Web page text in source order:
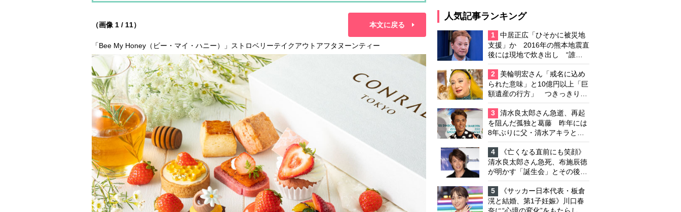
（画像 1 / 11） 本文に戻る
「Bee My Honey（ビー・マイ・ハニー）」ストロベリーテイクアウトアフタヌーンティー
人気記事ランキング
1
中居正広「ひそかに被災地
支援」か 2016年の熊本地震直
後には現地で炊き出し “誰に
も知られなくて良い”と、むし
ろ強まる福祉活動への思い
2
美輪明宏さん「戒名に込め
られた意味」と10億円以上「巨
額遺産の行方」 つきっきりで
私生活をサポートしていた元俳
優が相続か
3
清水良太郎さん急逝、再起
を阻んだ孤独と葛藤 昨年には
8年ぶりに父・清水アキラと共
演、本格的な活動再開に向かっ
ていたが…周囲が懸念していた
「不安定なところ」
4
《亡くなる直前にも笑顔》
清水良太郎さん急死、布施辰徳
が明かす「誕生会」とその後の
メッセージ
5
《サッカー日本代表・板倉
滉と結婚、第1子妊娠》川口春